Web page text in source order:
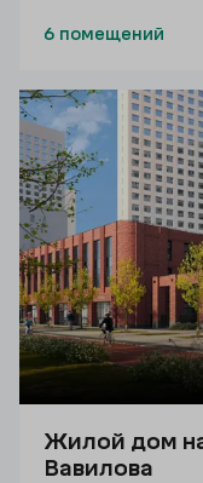
6 помещений
Жилой дом
Вавилова